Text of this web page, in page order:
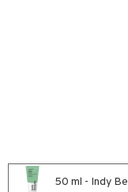
50 ml - Indy
in balsam